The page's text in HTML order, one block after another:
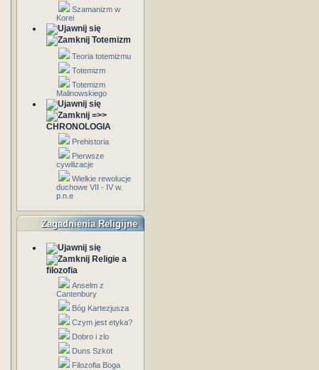
Szamanizm w
Korei
Totemizm
Teoria totemizmu
Totemizm
Totemizm
Malinowskiego
=>>
CHRONOLOGIA
Prehistoria
Pierwsze
cywilizacje
Wielkie rewolucje
duchowe VII - IV w.
p.n.e
Zagadnienia Religijne
Religie a
filozofia
Anselm z
Cantenbury
Bóg Kartezjusza
Czym jest etyka?
Dobro i zlo
Duns Szkot
Filozofia Boga